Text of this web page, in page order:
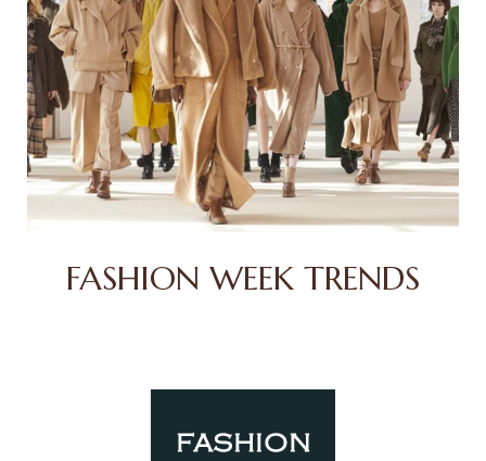
FASHION WEEK TRENDS